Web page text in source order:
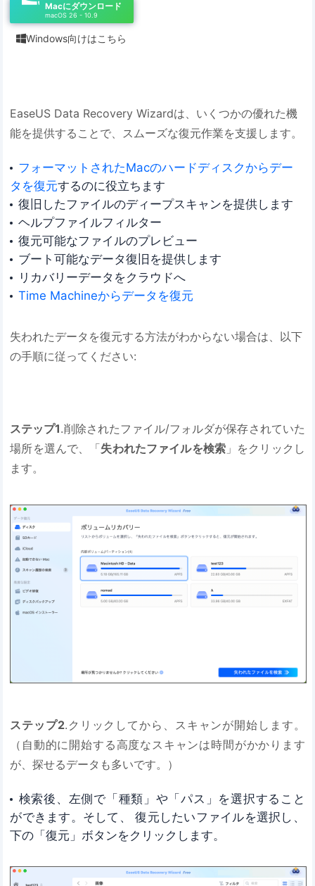
Macにダウンロード
macOS 26 - 10.9
Windows向けはこちら
EaseUS Data Recovery Wizardは、いくつかの優れた機
能を提供することで、スムーズな復元作業を支援します。
フォーマットされたMacのハードディスクからデー
タを復元するのに役立ちます
復旧したファイルのディープスキャンを提供します
ヘルプファイルフィルター
復元可能なファイルのプレビュー
ブート可能なデータ復旧を提供します
リカバリーデータをクラウドへ
Time Machineからデータを復元
失われたデータを復元する方法がわからない場合は、以下
の手順に従ってください:
ステップ1.削除されたファイル/フォルダが保存されていた
場所を選んで、「失われたファイルを検索」をクリックし
ます。
ステップ2.クリックしてから、スキャンが開始します。
（自動的に開始する高度なスキャンは時間がかかります
が、探せるデータも多いです。）
検索後、左側で「種類」や「パス」を選択すること
ができます。そして、 復元したいファイルを選択し、
下の「復元」ボタンをクリックします。